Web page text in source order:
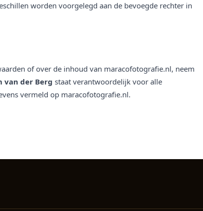
worden voorgelegd aan de bevoegde rechter in
of over de inhoud van maracofotografie.nl, neem
van der Berg staat verantwoordelijk voor alle
vermeld op maracofotografie.nl.